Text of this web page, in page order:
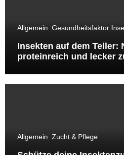
Allgemein Gesundheitsfaktor
Insekten auf dem Teller:
proteinreich und lecker
Allgemein Zucht & Pflege